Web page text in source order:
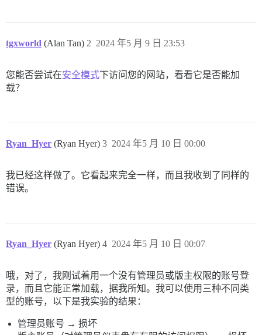
_renderRoot https://discourse.gomomentum.org/
_appendDefinition https://
invoke https://discourse.gomomentum.org/assets/
flush https://discourse.gomomentum.org/assets/
flush https://discourse.gomomentum.org/assets/
tgxworld (Alan Tan) 2024 年5 月 9 日 23:53
2
您能否尝试在安全模式 下访问您的网站，看看它是否能加
载？
Ryan_Hyer (Ryan Hyer) 2024 年5 月 10 日 00:00
3
我已经这样做了。它看起来完全一样，而且我收到了同样的
错误。
Ryan_Hyer (Ryan Hyer) 2024 年5 月 10 日 00:07
4
哦，对了，我刚试着用一个没有管理员或版主权限的账号登
录，而且它能正常加载，据我所知。我可以使用三种不同类
型的账号，以下是我实验的结果：
管理员账号 → 损坏